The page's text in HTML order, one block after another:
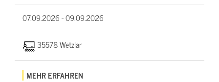
07.09.2026 -09.09.2026
35578 Wetzlar
MEHR ERFAHREN